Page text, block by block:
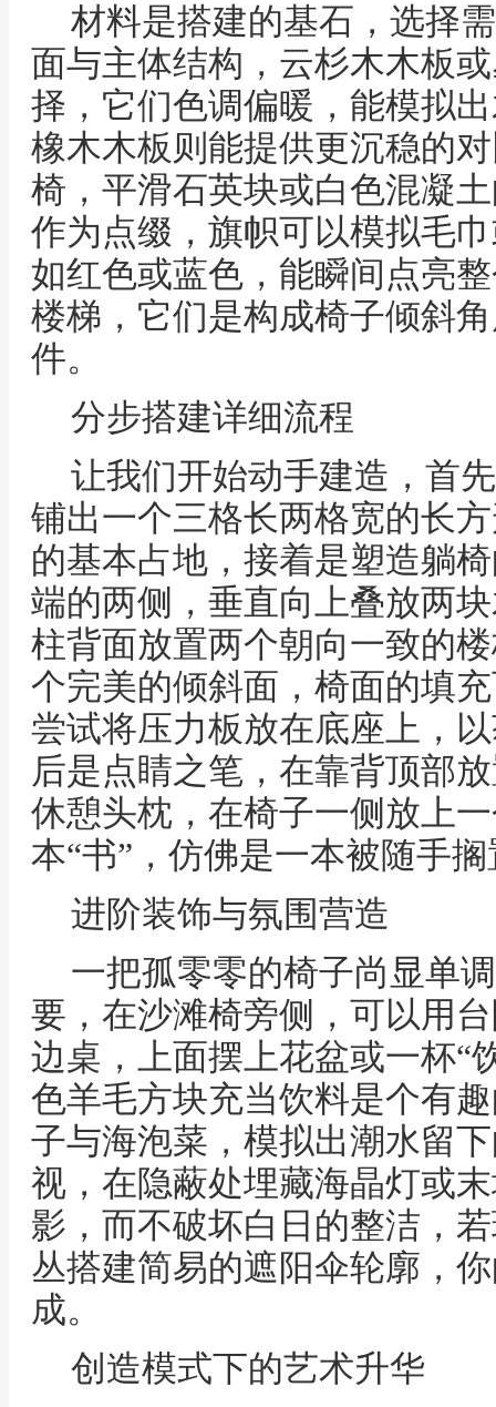
材料是搭建的基石，选择
面与主体结构，云杉木木板
择，它们色调偏暖，能模拟
橡木木板则能提供更沉稳的
椅，平滑石英块或白色混凝
作为点缀，旗帜可以模拟毛
如红色或蓝色，能瞬间点亮
楼梯，它们是构成椅子倾斜
件。
分步搭建详细流程
让我们开始动手建造，首
铺出一个三格长两格宽的长
的基本占地，接着是塑造躺
端的两侧，垂直向上叠放两
柱背面放置两个朝向一致的
个完美的倾斜面，椅面的填
尝试将压力板放在底座上，
后是点睛之笔，在靠背顶部
休憩头枕，在椅子一侧放上
本“书”，仿佛是一本被随手
进阶装饰与氛围营造
一把孤零零的椅子尚显单
要，在沙滩椅旁侧，可以用
边桌，上面摆上花盆或一杯“
色羊毛方块充当饮料是个有
子与海泡菜，模拟出潮水留
视，在隐蔽处埋藏海晶灯或
影，而不破坏白日的整洁，
丛搭建简易的遮阳伞轮廓，
成。
创造模式下的艺术升华